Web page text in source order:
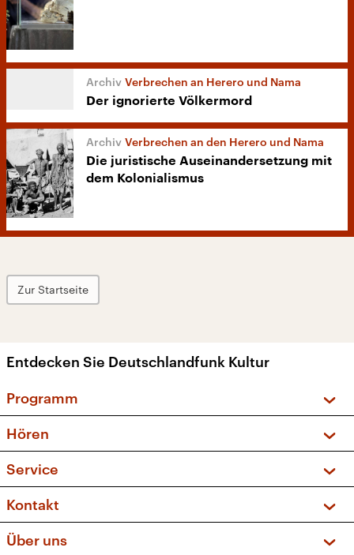
Verbrechen an Herero und Nama
Der ignorierte Völkermord
Verbrechen an den Herero und Nama
Die juristische Auseinandersetzung mit
dem Kolonialismus
Zur Startseite
Entdecken Sie Deutschlandfunk Kultur
Programm
Sendungen und Podcasts
Musikliste
Kakadu – Das Kinderprogramm
Hören
Frequenzen (UKW + DAB+)
Service
FAQ
Apps
Newsletter
Kontakt
Über uns